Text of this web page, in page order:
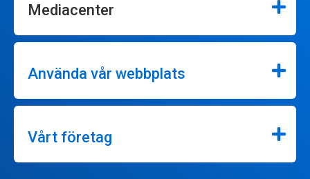
Mediacenter
Använda vår webbplats
Vårt företag